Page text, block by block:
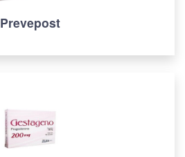
Prevepost